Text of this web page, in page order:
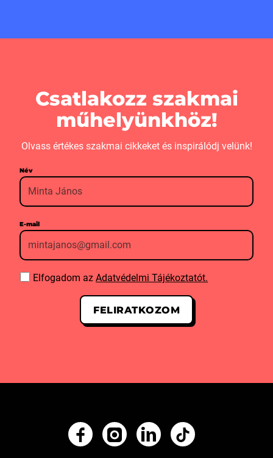
Csatlakozz szakmai
műhelyünkhöz!
Olvass értékes szakmai cikkeket és inspirálódj velünk!
Név
E-mail
Elfogadom azAdatvédelmi Tájékoztatót.